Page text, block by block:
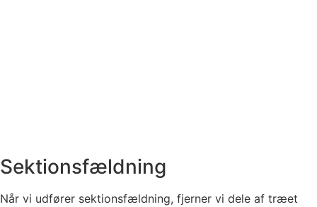
Sektionsfældning
Når vi udfører sektionsfældning, fjerner vi dele af træet